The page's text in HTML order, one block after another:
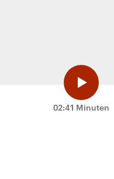
02:41 Minuten